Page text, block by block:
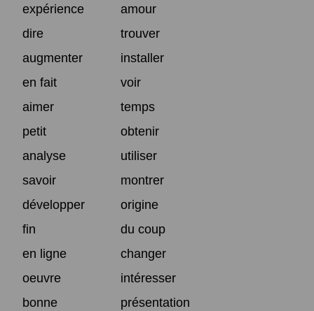
expérience
amour
dire
trouver
augmenter
installer
en fait
voir
aimer
temps
petit
obtenir
analyse
utiliser
savoir
montrer
développer
origine
fin
du coup
en ligne
changer
oeuvre
intéresser
bonne
présentation